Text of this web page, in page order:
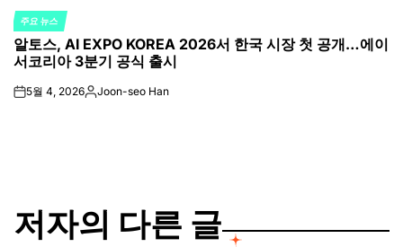
POSTED
IN
주요 뉴스
알토스, AI EXPO KOREA 2026서 한국 시장 첫 공개…에이
서코리아 3분기 공식 출시
on5월 4, 2026Posted
Joon-seo Han
저자의 다른 글